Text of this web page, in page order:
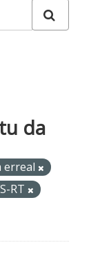
da
erreal
RT